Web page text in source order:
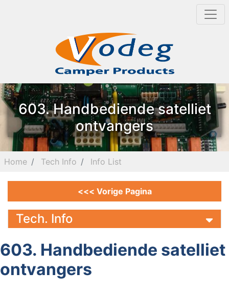
603. Handbediende satelliet
ontvangers
Home Tech Info Info List
<<< Vorige Pagina
Tech. Info
603. Handbediende satelliet
ontvangers